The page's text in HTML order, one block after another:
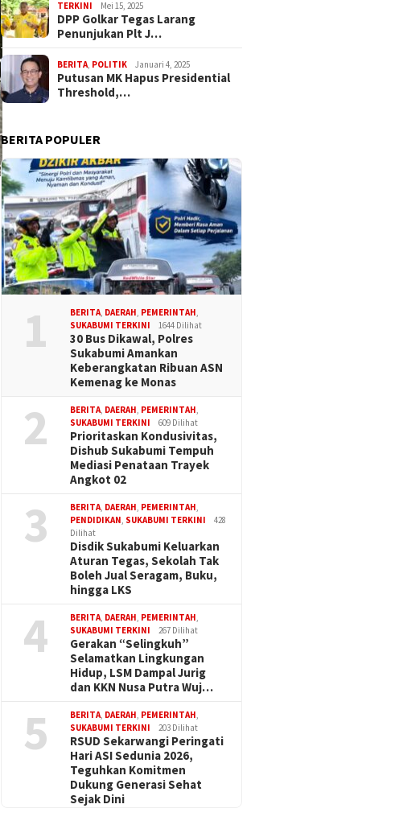
TERKINI
Mei 15, 2025
DPP Golkar Tegas Larang
Penunjukan Plt J…
BERITA POLITIK Januari 4, 2025
Putusan MK Hapus Presidential
Threshold,…
BERITA POPULER
1 BERITA, DAERAH, PEMERINTAH,
SUKABUMI TERKINI
1644 Dilihat
30 Bus Dikawal, Polres
Sukabumi Amankan
Keberangkatan Ribuan ASN
Kemenag ke Monas
2 BERITA, DAERAH, PEMERINTAH,
SUKABUMI TERKINI
609 Dilihat
Prioritaskan Kondusivitas,
Dishub Sukabumi Tempuh
Mediasi Penataan Trayek
Angkot 02
3 BERITA, DAERAH, PEMERINTAH,
PENDIDIKAN, SUKABUMI TERKINI
428
Dilihat
Disdik Sukabumi Keluarkan
Aturan Tegas, Sekolah Tak
Boleh Jual Seragam, Buku,
hingga LKS
4 BERITA, DAERAH, PEMERINTAH,
SUKABUMI TERKINI
267 Dilihat
Gerakan “Selingkuh”
Selamatkan Lingkungan
Hidup, LSM Dampal Jurig
dan KKN Nusa Putra Wuj…
5 BERITA, DAERAH, PEMERINTAH,
SUKABUMI TERKINI
203 Dilihat
RSUD Sekarwangi Peringati
Hari ASI Sedunia 2026,
Teguhkan Komitmen
Dukung Generasi Sehat
Sejak Dini